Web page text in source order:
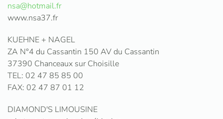
nsa@hotmail.fr
www.nsa37.fr
KUEHNE + NAGEL
ZA N°4 du Cassantin 150 AV du Cassantin
37390 Chanceaux sur Choisille
TEL: 02 47 85 85 00
FAX: 02 47 87 01 12
DIAMOND'S LIMOUSINE